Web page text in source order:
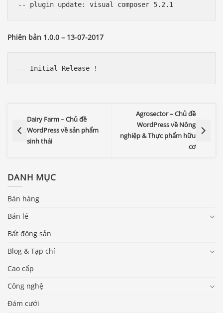
Phiên bản 1.0.0 – 13-07-2017
Dairy Farm – Chủ đề
WordPress về sản phẩm
sinh thái
Agrosector – Chủ đề
WordPress về Nông
nghiệp & Thực phẩm hữu
cơ
DANH MỤC
Bán hàng
Bán lẻ
Bất động sản
Blog & Tạp chí
Cao cấp
Công nghệ
Đám cưới